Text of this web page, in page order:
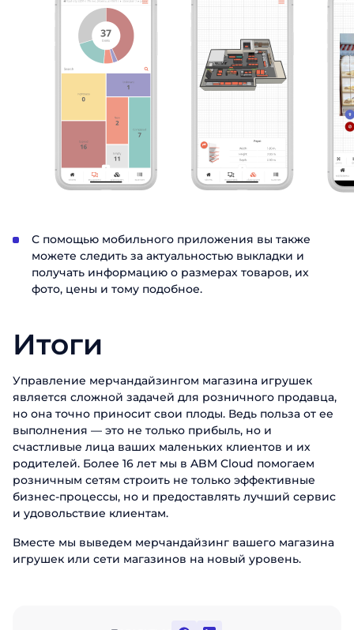
С помощью мобильного приложения вы также
можете следить за актуальностью выкладки и
получать информацию о размерах товаров, их
фото, цены и тому подобное.
Итоги
Управление мерчандайзингом магазина игрушек
является сложной задачей для розничного продавца,
но она точно приносит свои плоды. Ведь польза от ее
выполнения — это не только прибыль, но и
счастливые лица ваших маленьких клиентов и их
родителей. Более 16 лет мы в ABM Cloud помогаем
розничным сетям строить не только эффективные
бизнес-процессы, но и предоставлять лучший сервис
и удовольствие клиентам.
Вместе мы выведем мерчандайзинг вашего магазина
игрушек или сети магазинов на новый уровень.